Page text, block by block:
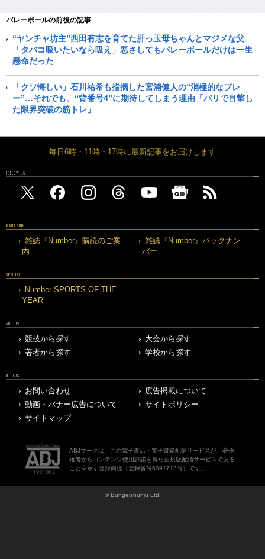
バレーボールの前後の記事
“ヤンチャ坊主”西田有志を育てた肝っ玉母ちゃんとマジメな父
「タバコ吸いたいなら吸え」悪さしてもバレーボールだけは一生
懸命だった
「クソ悔しい」石川祐希も指摘した宮浦健人の“消極的なプレ
ー”…それでも、“背番号4”に期待してしまう理由「パリで目撃し
た限界突破の筋トレ」
毎日6時・11時・17時に最新記事をお届けします
FOLLOW US
MAGAZINE
雑誌『Number』購読のご案
内
雑誌『Number』バックナン
バー
SPECIAL
Number SPORTS OF THE
YEAR
ARCHIVE
競技から探す
大会から探す
著者から探す
学校から探す
OTHERS
お問い合わせ
広告掲載について
動画・バナー広告について
サイトポリシー
サイトマップ
ABJマークは、この電子書店・電子書籍配信サービスが、著作
権者からコンテンツ使用許諾を得た正規版配信サービスである
ことを示す登録商標（登録番号6091713号）です。
© Bungeishunju Ltd.